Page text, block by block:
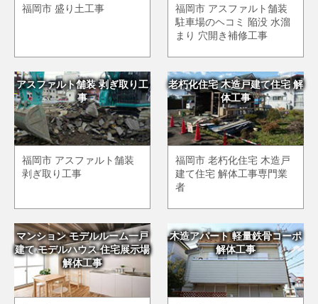
福岡市 盛り土工事
福岡市 アスファルト舗装
駐車場のヘコミ 陥没 水溜
まり 穴開き補修工事
アスファルト舗装 剥ぎ取り工
事
福岡市 アスファルト舗装
剥ぎ取り工事
老朽化住宅 木造戸建て住宅 解
体工事
福岡市 老朽化住宅 木造戸
建て住宅 解体工事専門業
者
マンション モデルルーム一戸
建て モデルハウス 住宅展示場
解体工事
木造アパート 軽量鉄骨コーポ
解体工事